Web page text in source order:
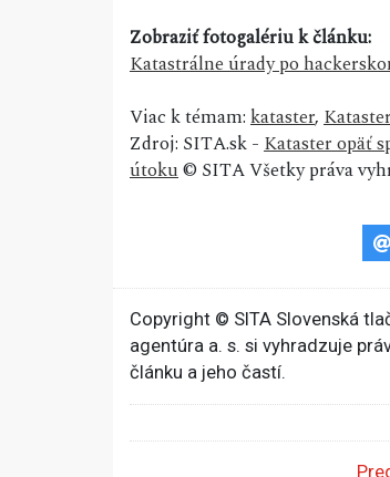
Zobraziť fotogalériu k článku:
Katastrálne úrady po
Viac k témam:kataster,
Zdroj: SITA.sk -Kataster opäť
útoku© SITA Všetky práva
Copyright © SITA Slovenská
agentúra a. s. si vyhradzuje
článku a jeho častí.